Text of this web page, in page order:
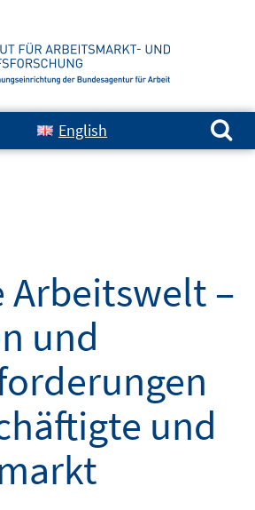
English
Suchen nach:
Arbeitswelt –
und
und